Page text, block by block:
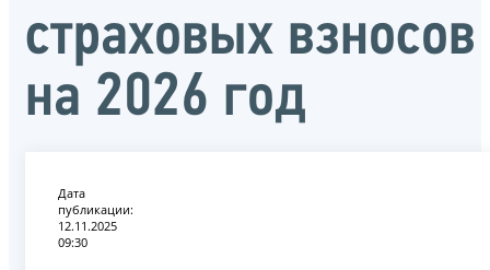
страховых взносов
на 2026 год
Дата
публикации:
12.11.2025
09:30